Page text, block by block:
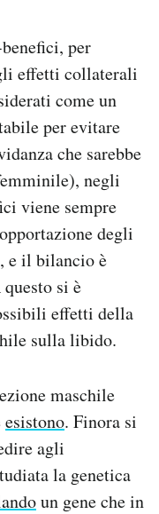
per
effetti collaterali
come un
per evitare
che sarebbe
negli
viene sempre
degli
e il bilancio è
si è
effetti della
sulla libido.
maschile
esistono. Finora si
agli
la genetica
un gene che in